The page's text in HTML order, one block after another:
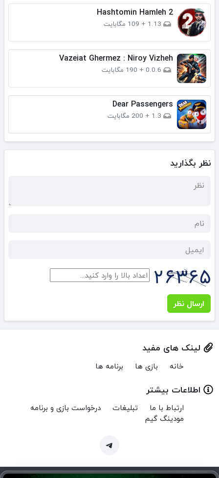
Hashtomin Hamleh 2
1.13
+ 109 مگابایت
Vazeiat Ghermez : Niroy Vizheh
0.0.6
+ 190 مگابایت
Dear Passengers
1.3
+ 200 مگابایت
نظر بگذارید
ارسال نظر
لینک های مفید
خانه بازی ها برنامه ها
اطلاعات بیشتر
ارتباط با ما تبلیغات
درخواست بازی و برنامه
مودینگ گیم